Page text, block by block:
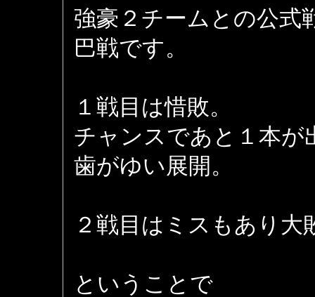
強豪２チームとの公式
巴戦です。
１戦目は惜敗。
チャンスであと１本が
歯がゆい展開。
２戦目はミスもあり大
ということで